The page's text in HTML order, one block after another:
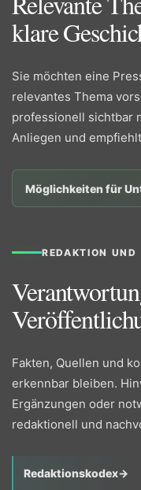
klare
Sie möchten eine
relevantes Thema
professionell sichtbar
Anliegen und
Möglichkeiten für
REDAKTION UND
Fakten, Quellen und
erkennbar bleiben.
Ergänzungen oder
redaktionell und
Redaktionskodex→